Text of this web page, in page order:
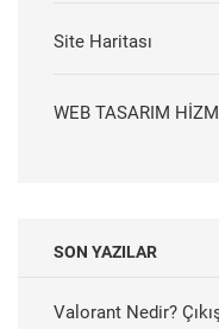
Site Haritası
WEB TASARIM
SON YAZILAR
Valorant Nedir?